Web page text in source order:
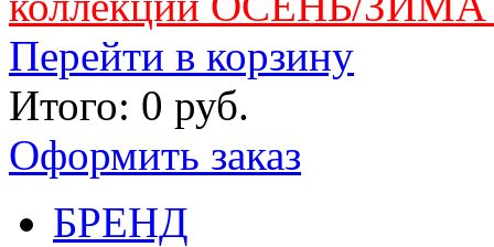
Перейти в корзину
Итого: 0 руб.
Оформить заказ
БРЕНД